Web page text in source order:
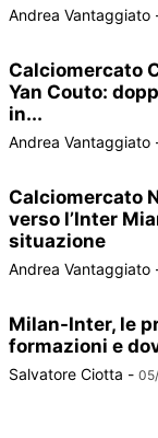
Andrea Vantaggiato
Calciomercato
Yan Couto:
in...
Andrea Vantaggiato
Calciomercato
verso l’Inter
situazione
Andrea Vantaggiato
Milan-Inter, le
formazioni e
Salvatore Ciotta -